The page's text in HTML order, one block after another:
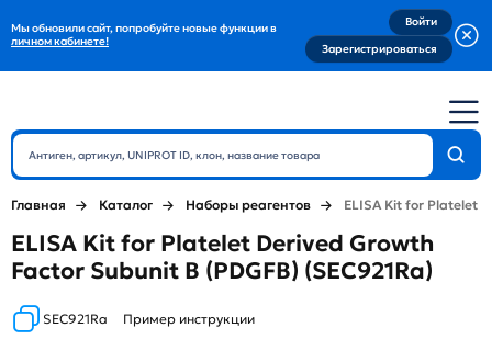
Мы обновили сайт, попробуйте новые функции в
личном кабинете!
Войти
Зарегистрироваться
Главная Каталог Наборы реагентов ELISA Kit for Platelet
ELISA Kit for Platelet Derived Growth
Factor Subunit B (PDGFB) (SEC921Ra)
SEC921Ra Пример инструкции